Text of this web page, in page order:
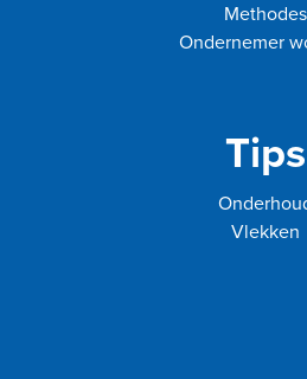
Methodes
Ondernemer
Tips
Vlekken